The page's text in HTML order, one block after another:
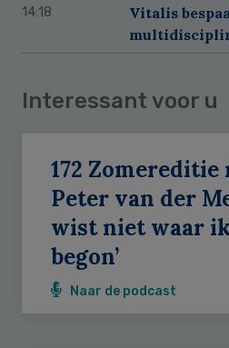
14:18
Vitalis
Interessant voor u
172 Zomereditie
Peter van der
wist niet waar
begon’
Naar de podcast